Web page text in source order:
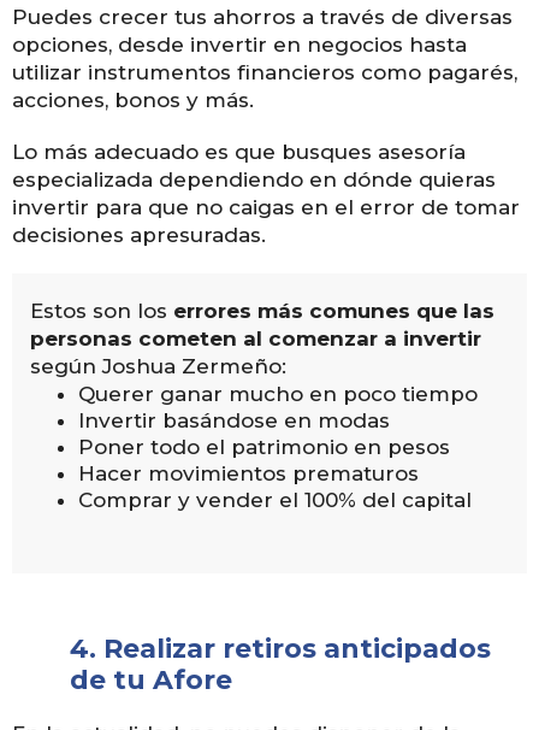
Puedes crecer tus ahorros a través de diversas
opciones, desde invertir en negocios hasta
utilizar instrumentos financieros como pagarés,
acciones, bonos y más.
Lo más adecuado es que busques asesoría
especializada dependiendo en dónde quieras
invertir para que no caigas en el error de tomar
decisiones apresuradas.
Estos son los errores más comunes que las
personas cometen al comenzar a invertir
según Joshua Zermeño:
Querer ganar mucho en poco tiempo
Invertir basándose en modas
Poner todo el patrimonio en pesos
Hacer movimientos prematuros
Comprar y vender el 100% del capital
4. Realizar retiros anticipados
de tu Afore